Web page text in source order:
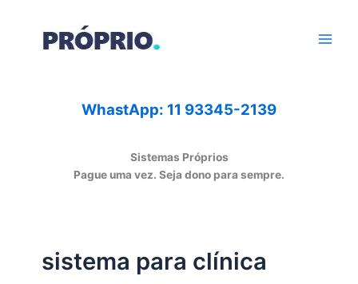
WhastApp: 11 93345-2139
Sistemas Próprios
Pague uma vez. Seja dono para sempre.
sistema para clínica